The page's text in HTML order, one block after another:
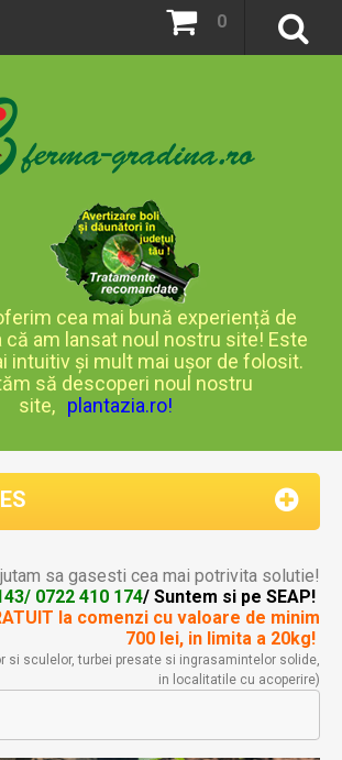
0
cea mai bună experiență de
că am lansat noul nostru site! Este
intuitiv și mult mai ușor de folosit.
să descoperi noul nostru
site, plantazia.ro!
sa gasesti cea mai potrivita solutie!
0722 410 174/ Suntem si pe SEAP!
la comenzi cu valoare de minim
700 lei, in limita a 20kg!
si sculelor, turbei presate si ingrasamintelor solide,
in localitatile cu acoperire)